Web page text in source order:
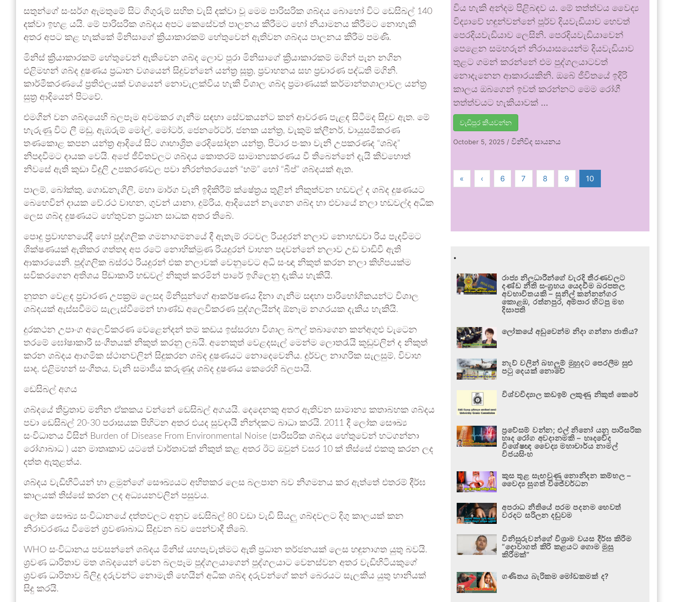
සතුන්ගේ සංසර්ග ඇමතුමේ සිට ගිගුරුම් සහිත වැසි දක්වා වූ මෙම පාරිසරික ශබ්දය බොහෝ විට ඩෙසිබල් 140
දක්වා ඉහළ යයි. මේ පාරිසරික ශබ්දය අපට කෙසේවත් පාලනය කිරීමට හෝ නියාමනය කිරීමට නොහැකි
අතර අපට කළ හැක්කේ මිනිසාගේ ක්‍රියාකාරකම් හේතුවෙන් ඇතිවන ශබ්දය පාලනය කිරීම පමණි.
මිනිස් ක්‍රියාකාරකම් හේතුවෙන් ඇතිවෙන ශබ්ද ලොව පුරා මිනිසාගේ ක්‍රියාකාරකම් මගින් පැන නගින
එළිමහන් ශබ්ද දුෂණය ප්‍රධාන වශයෙන් සිදුවන්නේ යන්ත්‍ර සූත්‍ර, ප්‍රවාහනය සහ ප්‍රචාරණ පද්ධති මගිනි.
කාර්මීකරණයේ ප්‍රතිඵලයක් වශයෙන් නොවැලක්විය හැකි විශාල ශබ්ද ප්‍රමාණයක් කර්මාන්තශාලාවල යන්ත්‍ර
සුත්‍ර ආදියෙන් පිටවේ.
එමගින් වන ශබ්දයෙහි බලපෑම අවමකර ගැනීම සඳහා සේවකයන්ට කන් ආවරණ පැළඳ සිටීමද සිදුව ඇත. මේ
හැරුණු විට ලී මඩු, ඇඹරුම් මෝල්, මෝටර්, ජෙනරේටර්, ජනක යන්ත්‍ර, වැකුම් ක්ලීනර්, වායුසමීකරණ
තණකොළ කපන යන්ත්‍ර ආදියේ සිට ගෘහාශ්‍රිත රෙදිසෝදන යන්ත්‍ර, පිටාර පංකා වැනි උපකරණද “ශබ්ද”
නිපදවීමට දායක වෙයි. අපේ ජීවිතවලට ශබ්දය කොතරම් සාමාන්‍යකරණය වී තිබෙන්නේ දැයි කිවහොත්
නිවසේ ඇති කුඩා විදුලි උපකරණවල පවා නිරන්තරයෙන් “හම්” හෝ “බීප්” ශබ්දයක් ඇත.
පාලම්, බෝක්කු, ගොඩනැගිලි, මහා මාර්ග වැනි ඉදිකිරීම් ක්ෂේත්‍රය තුළින් නිකුත්වන හඩවල් ද ශබ්ද දුෂණයට
බෙහෙවින් දායක වේ.රථ වාහන, ගුවන් යානා, දුම්රිය, ආදියෙන් නැගෙන ශබ්ද හා එවායේ නලා හඩවල්ද අධික
ලෙස ශබ්ද දුෂණයට හේතුවන ප්‍රධාන සාධක අතර තිබේ.
පොදු ප්‍රවාහනයේදී හෝ පුද්ගලික ගමනාගමනයේ දී ඇතැම් රටවල රියදුරන් නලාව නොහඩවා රිය පැදවීමට
ශික්ෂණයක් ඇතිකර ගත්තද අප රටේ නොහික්මුණ රියදුරන් වාහන පදවන්නේ නලාව උඩ වාඩිවී ඇති
ආකාරයෙනි. පුද්ගලික බස්රථ රියදුරන් එක නලාවක් වෙනුවෙට අධි සංඥා නිකුත් කරන නලා කිහිපයක්ම
සවිකරගෙන අතිශය පිඩාකාරි හඬවල් නිකුත් කරමින් පාරේ ඉගිලෙනු දැකිය හැකියි.
නුතන වෙළඳ ප්‍රචාරණ උපක්‍රම ලෙසද මිනිසුන්ගේ ආකර්ෂණය දිනා ගැනීම සඳහා පාරිභෝගිකයන්ට විශාල
ශබ්දයක් ඇස්සවීමට සැලැස්වීමෙන් භාණ්ඩ අලෙවිකරණ පුද්ගලයින්ද ඕනෑම නගරයක දැකිය හැකියි.
දුරකථන උපාංග අලෙවිකරණ වෙළෙන්දන් තම කඩය ඉස්සරහා විශාල බෆල් තබාගෙන කන්අගුළු වැටෙන
තරමේ ඝෝෂාකාරී සංගීතයක් නිකුත් කරනු ලබයි. අනෙකුත් වෙළදසැල් මෙන්ම ලොතරැයි කූඩුවලින් ද නිකුත්
කරන ශබ්දය ආගමික ස්ථානවලින් සිදුකරන ශබ්ද දුෂණයට නොදෙවෙනිය. දුර්වල නාගරික සැලසුම්, විවාහ
සාද, එළිමහන් සංගීතය, වැනි සමාජීය කරුණුද ශබ්ද දුෂණය කෙරෙහි බලපායි.
ඩෙසිබල් අගය
ශබ්දයේ තීව්‍රතාව මනින ඒකකය වන්නේ ඩෙසිබල් අගයයි. දෙදෙනකු අතර ඇතිවන සාමාන්‍ය කතාබහක ශබ්දය
පවා ඩෙසිබල් 20-30 පරාසයක පිහිටන අතර එයද සුවදායී නින්දකට බාධා කරයි. 2011 දී ලෝක සෞඛ්‍ය
සංවිධානය විසින් Burden of Disease From Environmental Noise (පාරිසරික ශබ්දය හේතුවෙන් හටගන්නා
රෝගාබාධ ) යන මාතෘකාව යටතේ වාර්තාවක් නිකුත් කළ අතර ඊට ඔවුන් වසර 10 ක් තිස්සේ එකතු කරන ලද
දත්ත ඇතුළත්ය.
ශබ්දය වැඩිහිටියන් හා ළමුන්ගේ සෞඛ්‍යයට අහිතකර ලෙස බලපාන බව නිගමනය කර ඇත්තේ එතරම් දීර්ඝ
කාලයක් තිස්සේ කරන ලද අධ්‍යයනවලින් පසුවය.
ලෝක සෞඛ්‍ය සංවිධානයේ දත්තවලට අනුව ඩෙසිබල් 80 වඩා වැඩි සියලු ශබ්දවලට දිගු කාලයක් කන
නිරාවරණය වීමෙන් ශ්‍රවණාබාධ සිදුවන බව පෙන්වාදී තිබේ.
WHO සංවිධානය පවසන්නේ ශබ්දය මිනිස් යහපැවැත්මට ඇති ප්‍රධාන තර්ජනයක් ලෙස හඳුනාගත යුතු බවයි.
ශ්‍රවණ ධාරිතාව මත ශබ්දයෙන් වෙන බලපෑම පුද්ගලයාගෙන් පුද්ගලයාට වෙනස්වන අතර වැඩිහිටියකුගේ
ශ්‍රවණ ධාරිතාව බිලිදු දරුවන්ට නොමැති හෙයින් අධික ශබ්ද දරුවන්ගේ කන් බෙරයට සැලකිය යුතු හානියක්
සිදු කරයි.
විය හැකි අන්දම පිළිබඳව ය. මේ තත්ත්වය වෛද්‍ය
විද්‍යාවේ හඳුන්වන්නේ පූර්ව දියවැඩියාව හෙවත්
පෙරදියවැඩියාව ලෙසිනි. පෙරදියවැඩියාවෙන්
පෙළෙන සමහරුන් නිරායාසයෙන්ම දියවැඩියාව
තුළට ගමන් කරන්නේ එම පුද්ගලයාටවත්
නොදැනෙන ආකාරයකිනි. ඔබේ ජීවිතයේ ඉදිරි
කාලය ඔබගෙන් ඉවත් කරන්නට මෙම රෝගී
තත්ත්වයට හැකියාවක් …
වැඩිපුර කියවන්න
October 5, 2025 /විනිවිද සායනය
« ‹ 6 7 8 9 10
.
රාජ්‍ය නිලධාරීන්ගේ වැරදි තීරණවලට
දණ්ඩ නීති සංග්‍රහය යෙදවීම බරපතල
අවභාවිතයකි – සුනිල් කන්නන්ගර
කොළඹ, රත්නපුර, අම්පාර හිටපු මහ
දිසාපති
ලෝකයේ අඩුවෙන්ම නිදා ගන්නා ජාතිය?
නැව් වලින් බහලුම් මුහුදට පෙරලීම සුළු
පටු දෙයක් නොවේ
විශ්වවිද්‍යාල කඩඉම් ලකුණු නිකුත් කෙරේ
ප්‍රවේසම් වන්න; එල් නිනෝ යනු පාරිසරික
හෘද රෝග අවදානමකි – හෘදවේද
විශේෂඥ වෛද්‍ය මහාචාර්ය නාමල්
විජයසිංහ
කුස තුළ සැඟවුණු නොනිදන කම්හල –
වෛද්‍ය සුගත් විජේවර්ධන
අපරාධ නීතියේ පරම පදනම හෙවත්
වරදට සරිලන දඬුවම
විනිසුරුවන්ගේ විශ්‍රාම වයස දීර්ඝ කිරීම
“දොවාගත් කිරි කළයට ගොම මුසු
කිරීමක්”
ගණිතය බැරිකම මෝඩකමක් ද?